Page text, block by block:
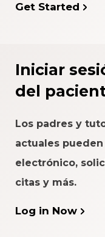
Get Started
Iniciar
del
Los padres y
actuales
electrónico,
citas y más.
Log in Now